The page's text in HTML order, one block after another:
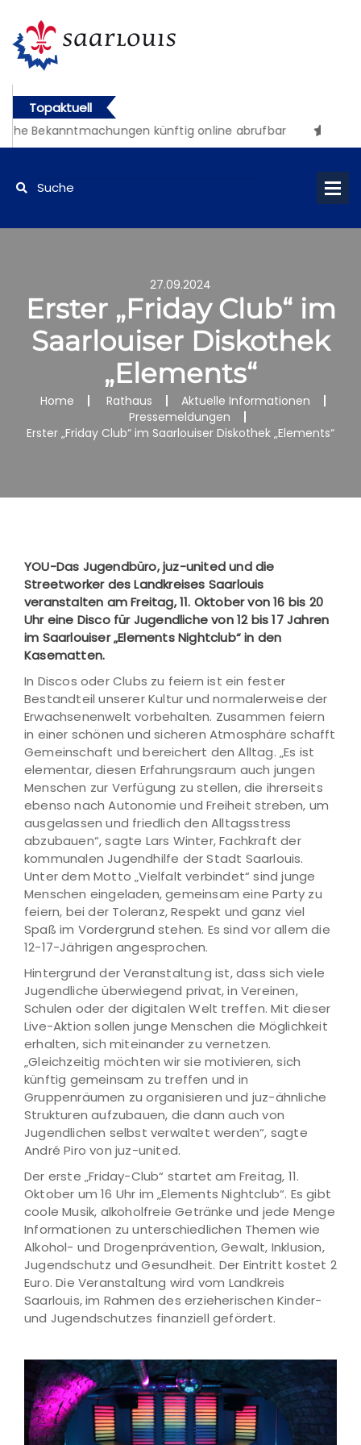
Topaktuell
Bekanntmachungen künftig online abrufbar
27.09.2024
Erster „Friday Club“ im
Saarlouiser Diskothek
„Elements“
Home Rathaus
Aktuelle Informationen
Pressemeldungen
Erster „Friday Club“ im Saarlouiser Diskothek „Elements“
YOU-Das Jugendbüro, juz-united und die
Streetworker des Landkreises Saarlouis
veranstalten am Freitag, 11. Oktober von 16 bis 20
Uhr eine Disco für Jugendliche von 12 bis 17 Jahren
im Saarlouiser „Elements Nightclub“ in den
Kasematten.
In Discos oder Clubs zu feiern ist ein fester
Bestandteil unserer Kultur und normalerweise der
Erwachsenenwelt vorbehalten. Zusammen feiern
in einer schönen und sicheren Atmosphäre schafft
Gemeinschaft und bereichert den Alltag. „Es ist
elementar, diesen Erfahrungsraum auch jungen
Menschen zur Verfügung zu stellen, die ihrerseits
ebenso nach Autonomie und Freiheit streben, um
ausgelassen und friedlich den Alltagsstress
abzubauen“, sagte Lars Winter, Fachkraft der
kommunalen Jugendhilfe der Stadt Saarlouis.
Unter dem Motto „Vielfalt verbindet“ sind junge
Menschen eingeladen, gemeinsam eine Party zu
feiern, bei der Toleranz, Respekt und ganz viel
Spaß im Vordergrund stehen. Es sind vor allem die
12-17-Jährigen angesprochen.
Hintergrund der Veranstaltung ist, dass sich viele
Jugendliche überwiegend privat, in Vereinen,
Schulen oder der digitalen Welt treffen. Mit dieser
Live-Aktion sollen junge Menschen die Möglichkeit
erhalten, sich miteinander zu vernetzen.
„Gleichzeitig möchten wir sie motivieren, sich
künftig gemeinsam zu treffen und in
Gruppenräumen zu organisieren und juz-ähnliche
Strukturen aufzubauen, die dann auch von
Jugendlichen selbst verwaltet werden“, sagte
André Piro von juz-united.
Der erste „Friday-Club“ startet am Freitag, 11.
Oktober um 16 Uhr im „Elements Nightclub“. Es gibt
coole Musik, alkoholfreie Getränke und jede Menge
Informationen zu unterschiedlichen Themen wie
Alkohol- und Drogenprävention, Gewalt, Inklusion,
Jugendschutz und Gesundheit. Der Eintritt kostet 2
Euro. Die Veranstaltung wird vom Landkreis
Saarlouis, im Rahmen des erzieherischen Kinder-
und Jugendschutzes finanziell gefördert.